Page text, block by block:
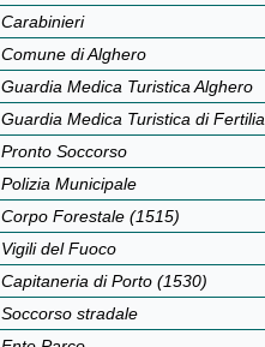
Carabinieri
Comune di Alghero
Guardia Medica Turistica Alghero
Guardia Medica Turistica di Fertilia
Pronto Soccorso
Polizia Municipale
Corpo Forestale (1515)
Vigili del Fuoco
Capitaneria di Porto (1530)
Soccorso stradale